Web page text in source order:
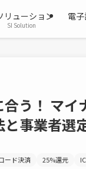
リューション
SI Solution
電
う！ マ
事業者選
ード決済 25%還元